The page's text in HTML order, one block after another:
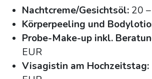
Nachtcreme/Gesichtsöl: 20
Körperpeeling und
Probe-Make-up inkl.
EUR
Visagistin am Hochzeitstag: